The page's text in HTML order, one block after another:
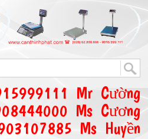
Mr Cường
Ms Cương
Ms Huyền